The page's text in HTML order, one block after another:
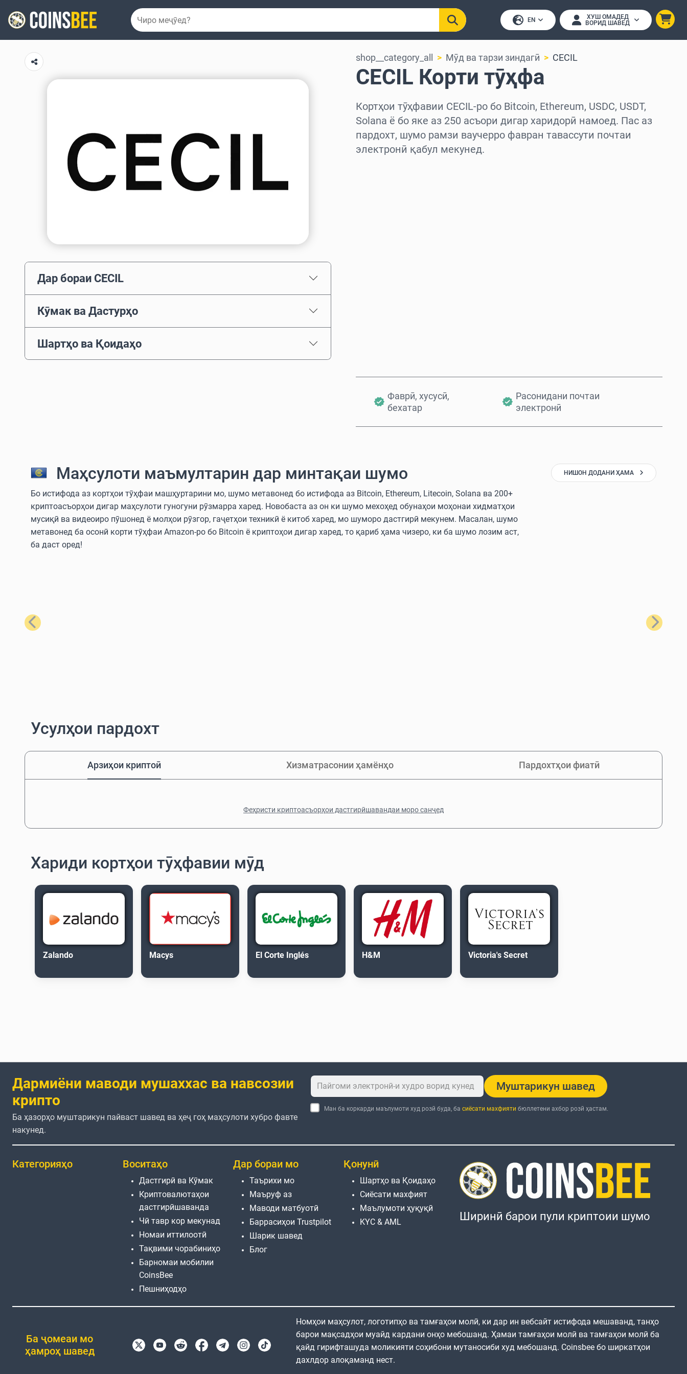
EN
ХУШ ОМАДЕД
ВОРИД ШАВЕД
Дар бораи CECIL
Кӯмак ва Дастурҳо
Шартҳо ва Қоидаҳо
shop__category_all Мӯд ва тарзи зиндагӣ CECIL
CECIL Корти тӯҳфа
Кортҳои тӯҳфавии CECIL-ро бо Bitcoin, Ethereum, USDC, USDT,
Solana ё бо яке аз 250 асъори дигар харидорӣ намоед. Пас аз
пардохт, шумо рамзи ваучерро фавран тавассути почтаи
электронӣ қабул мекунед.
Фаврӣ, хусусӣ,
бехатар
Расонидани почтаи
электронӣ
Маҳсулоти маъмултарин дар минтақаи шумо
Бо истифода аз кортҳои тӯҳфаи машҳуртарини мо, шумо метавонед бо истифода аз Bitcoin, Ethereum, Litecoin, Solana ва 200+
криптоасъорҳои дигар маҳсулоти гуногуни рӯзмарра харед. Новобаста аз он ки шумо мехоҳед обунаҳои моҳонаи хидматҳои
мусиқӣ ва видеоиро пӯшонед ё молҳои рӯзгор, гаҷетҳои техникӣ ё китоб харед, мо шуморо дастгирӣ мекунем. Масалан, шумо
метавонед ба осонӣ корти тӯҳфаи Amazon-ро бо Bitcoin ё криптоҳои дигар харед, то қариб ҳама чизеро, ки ба шумо лозим аст,
ба даст оред!
НИШОН ДОДАНИ ҲАМА
Қаблӣ Баъдӣ
Усулҳои пардохт
Арзиҳои криптоӣ Хизматрасонии ҳамёнҳо Пардохтҳои фиатӣ
Феҳристи криптоасъорҳои дастгирӣшавандаи моро санҷед
Хариди кортҳои тӯҳфавии мӯд
Zalando Macys El Corte Inglés H&M Victoria's Secret
Дармиёни маводи мушаххас ва навсозии
крипто
Ба ҳазорҳо муштарикун пайваст шавед ва ҳеҷ гоҳ маҳсулоти хубро фавте
накунед.
Муштарикун шавед
Ман ба коркарди маълумоти худ розӣ буда, ба сиёсати махфияти бюллетени ахбор розӣ ҳастам.
Категорияҳо Воситаҳо
Дастгирӣ ва Кӯмак
Криптовалютаҳои
дастгирӣшаванда
Чӣ тавр кор мекунад
Номаи иттилоотӣ
Тақвими чорабиниҳо
Барномаи мобилии
CoinsBee
Пешниҳодҳо
Дар бораи мо
Таърихи мо
Маъруф аз
Маводи матбуотӣ
Баррасиҳои Trustpilot
Шарик шавед
Блог
Қонунӣ
Шартҳо ва Қоидаҳо
Сиёсати махфият
Маълумоти ҳуқуқӣ
KYC & AML
Ширинӣ барои пули криптоии шумо
Ба ҷомеаи мо
ҳамроҳ шавед
Номҳои маҳсулот, логотипҳо ва тамғаҳои молӣ, ки дар ин вебсайт истифода мешаванд, танҳо
барои мақсадҳои муайд кардани онҳо мебошанд. Ҳамаи тамғаҳои молӣ ва тамғаҳои молӣ ба
қайд гирифташуда моликияти соҳибони мутаносиби худ мебошанд. Coinsbee бо ширкатҳои
дахлдор алоқаманд нест.